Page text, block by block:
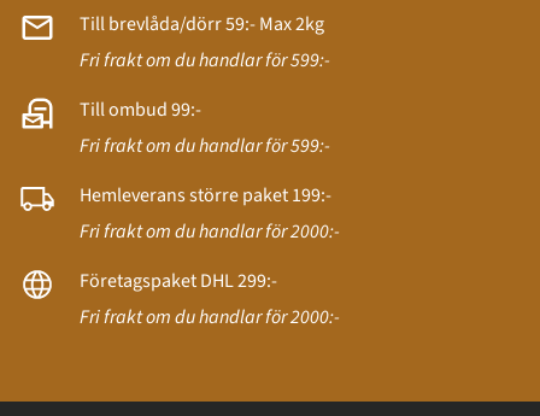
Till brevlåda/dörr 59:- Max 2kg
Fri frakt om du handlar för 599:-
Till ombud 99:-
Fri frakt om du handlar för 599:-
Hemleverans större paket 199:-
Fri frakt om du handlar för 2000:-
Företagspaket DHL 299:-
Fri frakt om du handlar för 2000:-